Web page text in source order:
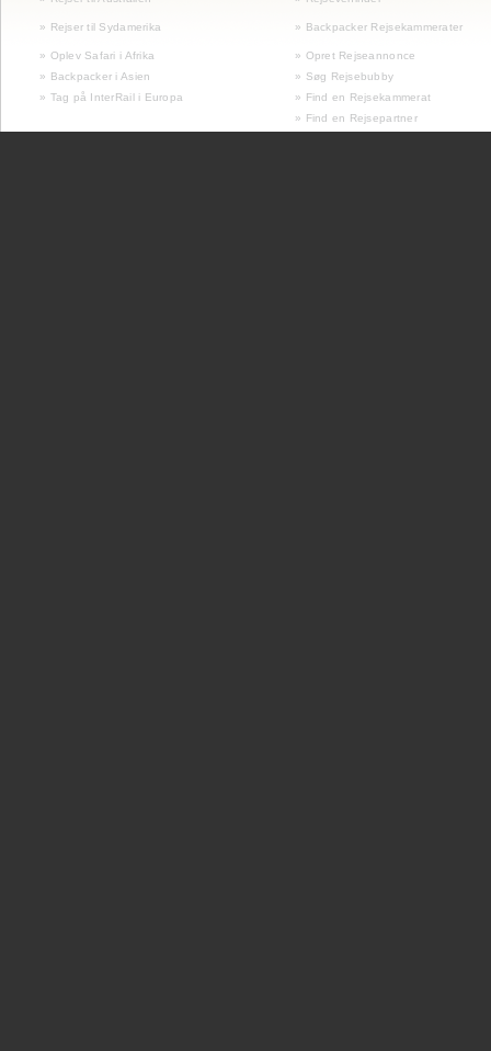
» Rejser til Sydamerika » Backpacker Rejsekammerater
» Oplev Safari i Afrika
» Opret Rejseannonce
» Backpacker i Asien
» Søg Rejsebubby
» Tag på InterRail i Europa
» Find en Rejsekammerat
» Find en Rejsepartner